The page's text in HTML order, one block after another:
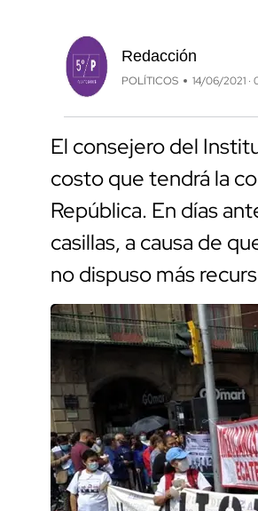
Redacción
POLÍTICOS 14/06/2021 ·
El consejero del
costo que tendrá la
República. En días
casillas, a causa de
no dispuso más